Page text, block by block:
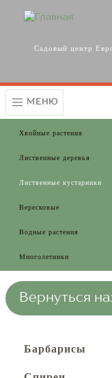
Садовый центр
МЕНЮ
Хвойные растения
Лиственные деревья
Лиственные кустарники
Вересковые
Водные растения
Многолетники
Вернуться
Барбарисы